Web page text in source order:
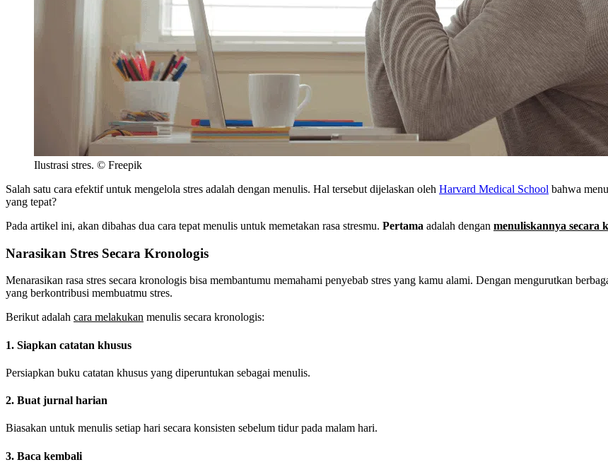
Ilustrasi stres. © Freepik
Salah satu cara efektif untuk mengelola stres adalah dengan menulis. Hal tersebut dijelaskan oleh Harvard Medical School bahwa
yang tepat?
Pada artikel ini, akan dibahas dua cara tepat menulis untuk memetakan rasa stresmu. Pertama adalah dengan menuliskannya secara
Narasikan Stres Secara Kronologis
Menarasikan rasa stres secara kronologis bisa membantumu memahami penyebab stres yang kamu alami. Dengan mengurutkan
yang berkontribusi membuatmu stres.
Berikut adalah cara melakukan menulis secara kronologis:
1. Siapkan catatan khusus
Persiapkan buku catatan khusus yang diperuntukan sebagai menulis.
2. Buat jurnal harian
Biasakan untuk menulis setiap hari secara konsisten sebelum tidur pada malam hari.
3. Baca kembali